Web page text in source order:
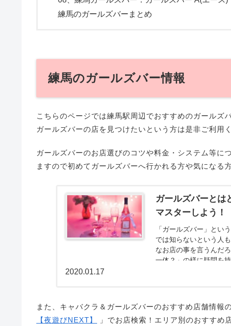
練馬のガールズバーまとめ
練馬のガールズバー情報
こちらのページでは練馬駅周辺でおすすめのガールズ
ガールズバーの店を見つけたいという方は是非ご利用く
ガールズバーのお店選びのコツや料金・システム等に
ますので初めてガールズバーへ行かれる方や気になる
ガールズバーとは
マスターしよう！
「ガールズバー」とい
では知らないという人
なお店の事を言うんだ
一体？」の様に疑問を持
2020.01.17
また、キャバクラ＆ガールズバーのおすすめ店舗情報
【夜遊びNEXT】
」でお店検索！エリア別のおすすめ